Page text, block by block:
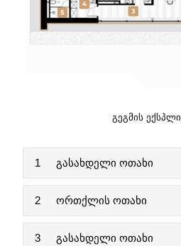
ᲒᲔᲒᲛᲘᲡ
1 გასახდელი ოთახი
2 ორთქლის ოთახი
3 გასახდელი ოთახი